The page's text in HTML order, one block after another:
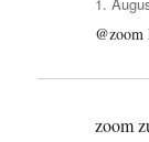
1.
@zoom
zoom